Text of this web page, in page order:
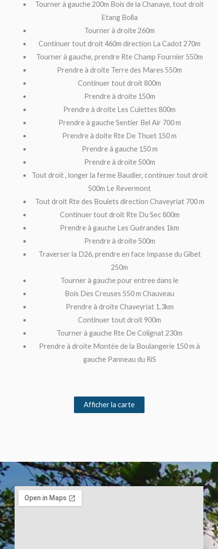
Tourner à gauche 200m Bois de la Chanaye, tout droit
Etang Bolla
Tourner à droite 260m
Continuer tout droit 460m direction La Cadot 270m
Tourner à gauche, prendre Rte Champ Fournier 550m
Prendre à droite Terre des Mares 550m
Continuer tout droit 800m
Prendre à droite 150m
Prendre à droite Les Culettes 800m
Prendre à gauche Sentier Bel Air 700 m
Prendre à doite Rte De Thuet 150 m
Prendre à gauche 150 m
Prendre à droite 500m
Tout droit , longer la ferme Baudier, continuer tout droit
500m Le Revermont
Tout droit Rte des Boulets direction Chaveyriat 700 m
Continuer tout droit Rte Du Sec 800m
Prendre à gauche Les Guérandes 1km
Prendre à droite 500m
Traverser la D26, prendre en face Impasse du Gibet
250m
Tourner à gauche pour entree dans le
Bois Des Creuses 550 m Chauveau
Prendre à droite Chaveyriat 1.3km
Continuer tout droit 900m
Tourner à gauche Rte De Colignat 230m
Prendre à droite Montée de la Boulangerie 150 m à
gauche Panneau du RiS
Afficher la carte